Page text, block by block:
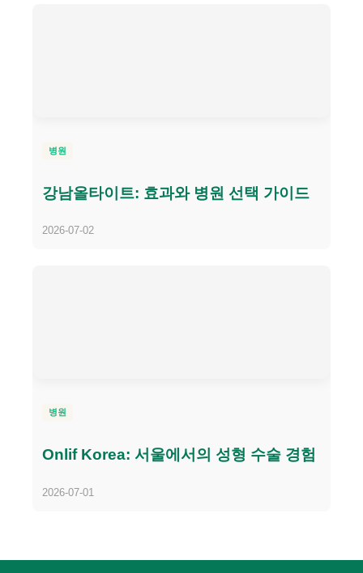
병원
강남올타이트: 효과와 병원 선택 가이드
2026-07-02
병원
Onlif Korea: 서울에서의 성형 수술 경험
2026-07-01